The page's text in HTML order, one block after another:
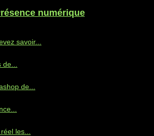
numérique
savoir...
de...
les...